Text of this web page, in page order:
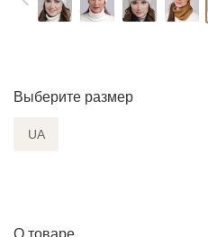
Выберите размер
UA
О товаре